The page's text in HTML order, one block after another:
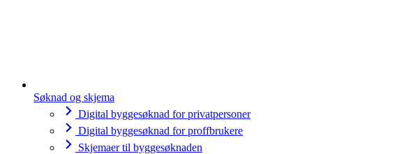
Søknad og skjema
Digital byggesøknad for privatpersoner
Digital byggesøknad for proffbrukere
Skjemaer til byggesøknaden